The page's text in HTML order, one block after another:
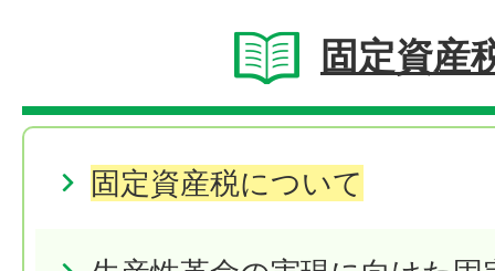
固定資産
固定資産税について